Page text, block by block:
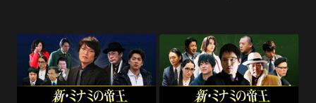
は、男は最近憔悴（しょうすい）し
きっていたという。そして遺書から
「ナニワ広告社」の社員だったこと
に気づく。一方、長年勤めていた会
社をリストラされたが…。
言い当てる“霊視”で多くの信者を獲
得し、莫大な金を集めていたが、銀
次郎は詐欺だと直感。露天商・馬場
正子（楠見薫）を騙して得た情報を
話しているだけだと見抜く。その恵
福と詐欺をはたらく春田（山内圭